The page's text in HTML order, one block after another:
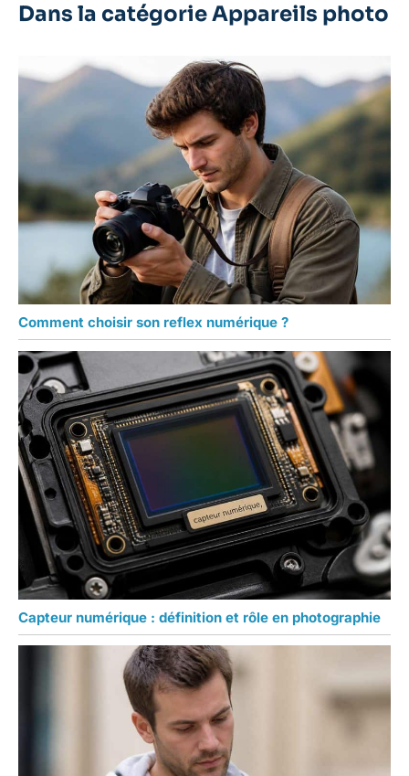
Dans la catégorie Appareils photo
Comment choisir son reflex numérique ?
Capteur numérique : définition et rôle en photographie